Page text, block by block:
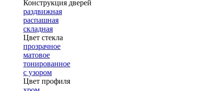
Конструкция дверей
раздвижная
распашная
складная
Цвет стекла
прозрачное
матовое
тонированное
с узором
Цвет профиля